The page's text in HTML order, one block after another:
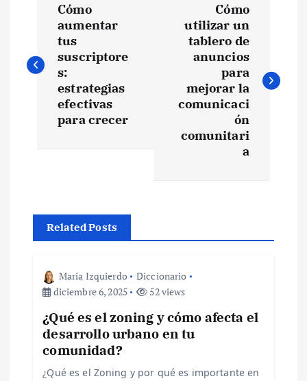
v
Cómo
aumentar
tus
suscriptore
s:
estrategias
efectivas
para crecer
Cómo
utilizar un
tablero de
anuncios
para
mejorar la
comunicaci
ón
comunitari
a
Related Posts
Maria Izquierdo
Diccionario
diciembre 6, 2025
52 views
¿Qué es el zoning y cómo afecta el
desarrollo urbano en tu
comunidad?
¿Qué es el Zoning y por qué es importante en